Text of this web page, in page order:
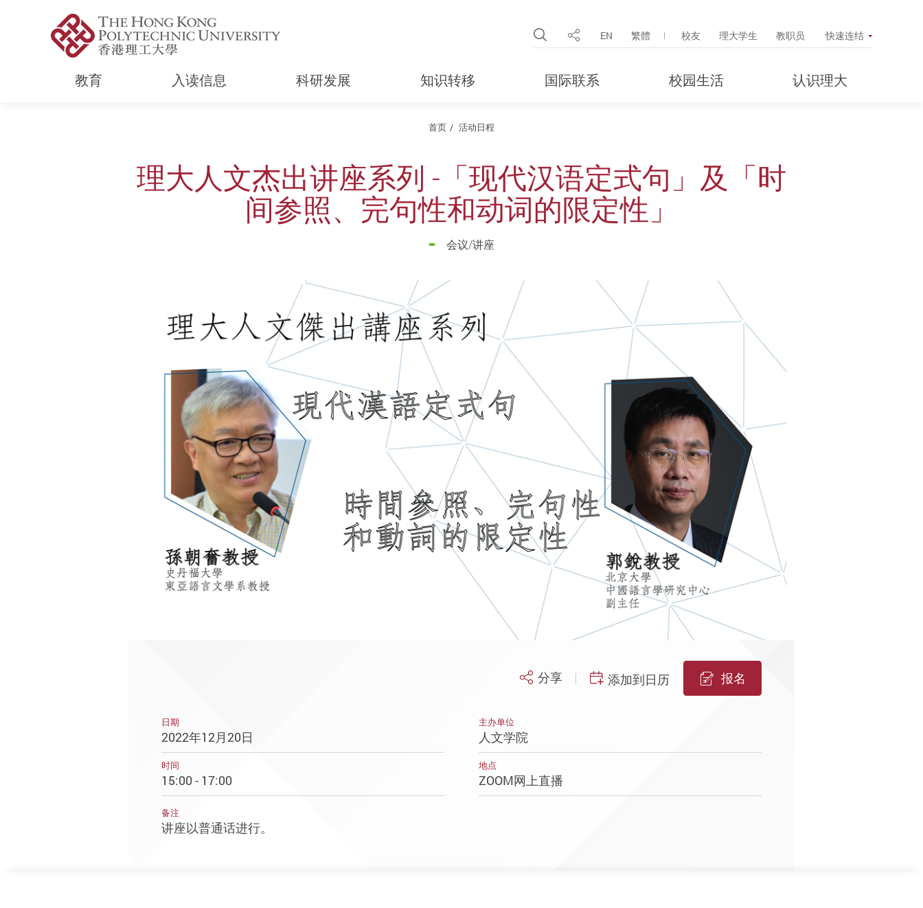
Open Site Search Popup
分享 EN 繁體 校友 理大学生 教职员 快速连结
教育 入读信息 科研发展 知识转移 国际联系 校园生活 认识理大
首页 活动日程
理大人文杰出讲座系列 -「现代汉语定式句」及「时
间参照、完句性和动词的限定性」
会议/讲座
分享 添加到日历 报名
日期
2022年12月20日
主办单位
人文学院
时间
15:00 - 17:00
地点
ZOOM网上直播
备注
讲座以普通话进行。